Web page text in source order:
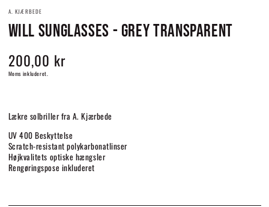
A. KJÆRBEDE
WILL SUNGLASSES - GREY TRANSPARENT
Normalpris
200,00 kr
Moms inkluderet.
Lækre solbriller fra A. Kjærbede
UV 400 Beskyttelse
Scratch-resistant polykarbonatlinser
Højkvalitets optiske hængsler
Rengøringspose inkluderet